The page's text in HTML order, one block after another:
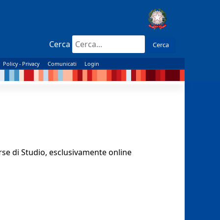
Cerca Cerca
Policy - Privacy Comunicati Login
di Studio, esclusivamente online